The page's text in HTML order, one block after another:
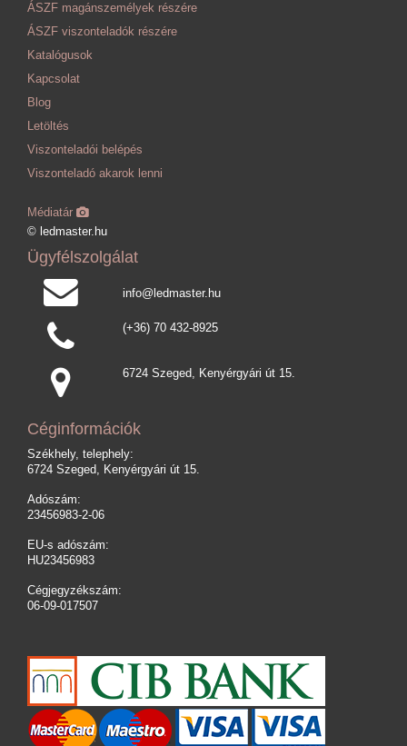
ÁSZF magánszemélyek részére
ÁSZF viszonteladók részére
Katalógusok
Kapcsolat
Blog
Letöltés
Viszonteladói belépés
Viszonteladó akarok lenni
Médiatár
© ledmaster.hu
Ügyfélszolgálat
info@ledmaster.hu
(+36) 70 432-8925
6724 Szeged, Kenyérgyári út 15.
Céginformációk
Székhely, telephely:
6724 Szeged, Kenyérgyári út 15.
Adószám:
23456983-2-06
EU-s adószám:
HU23456983
Cégjegyzékszám:
06-09-017507